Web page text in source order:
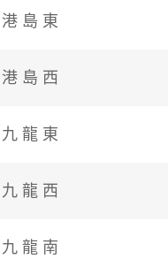
港 島 東
港 島 西
九 龍 東
九 龍 西
九 龍 南